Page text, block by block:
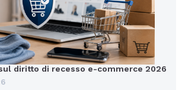
diritto di recesso e-commerce 2026